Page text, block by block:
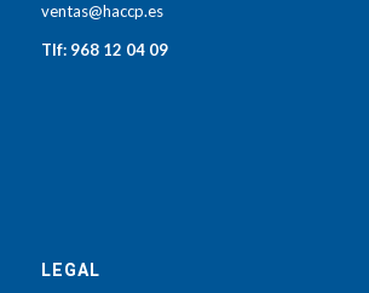
ventas@haccp.es
Tlf: 968 12 04 09
LEGAL